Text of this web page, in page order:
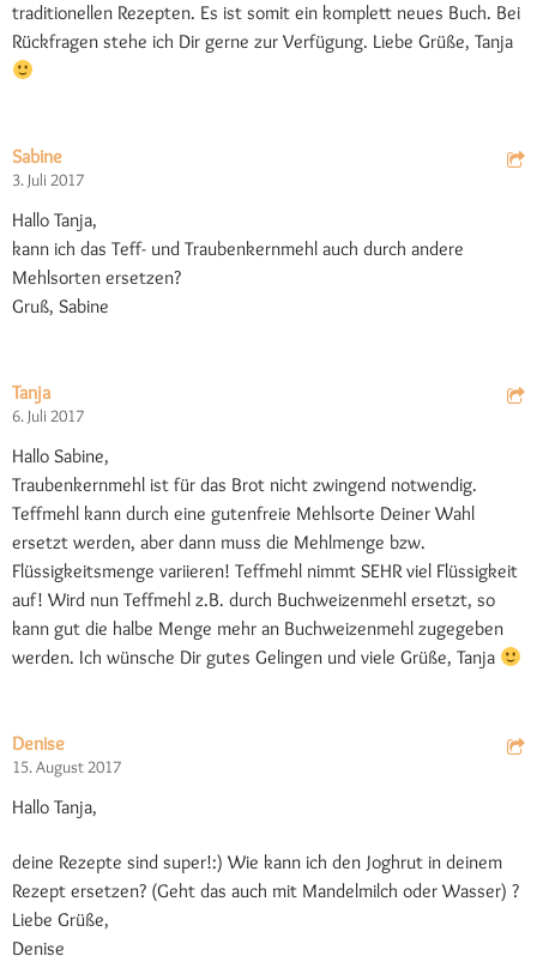
traditionellen Rezepten. Es ist somit ein komplett neues Buch. Bei
Rückfragen stehe ich Dir gerne zur Verfügung. Liebe Grüße, Tanja
Sabine
3. Juli 2017
Hallo Tanja,
kann ich das Teff- und Traubenkernmehl auch durch andere
Mehlsorten ersetzen?
Gruß, Sabine
Tanja
6. Juli 2017
Hallo Sabine,
Traubenkernmehl ist für das Brot nicht zwingend notwendig.
Teffmehl kann durch eine gutenfreie Mehlsorte Deiner Wahl
ersetzt werden, aber dann muss die Mehlmenge bzw.
Flüssigkeitsmenge variieren! Teffmehl nimmt SEHR viel Flüssigkeit
auf! Wird nun Teffmehl z.B. durch Buchweizenmehl ersetzt, so
kann gut die halbe Menge mehr an Buchweizenmehl zugegeben
werden. Ich wünsche Dir gutes Gelingen und viele Grüße, Tanja
Denise
15. August 2017
Hallo Tanja,
deine Rezepte sind super!:) Wie kann ich den Joghrut in deinem
Rezept ersetzen? (Geht das auch mit Mandelmilch oder Wasser) ?
Liebe Grüße,
Denise